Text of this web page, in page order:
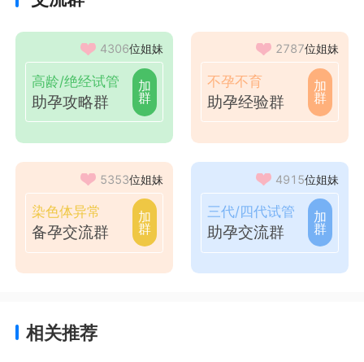
4306位姐妹
高龄/绝经试管
助孕攻略群
加
群
2787位姐妹
不孕不育
助孕经验群
加
群
5353位姐妹
染色体异常
备孕交流群
加
群
4915位姐妹
三代/四代试管
助孕交流群
加
群
相关推荐